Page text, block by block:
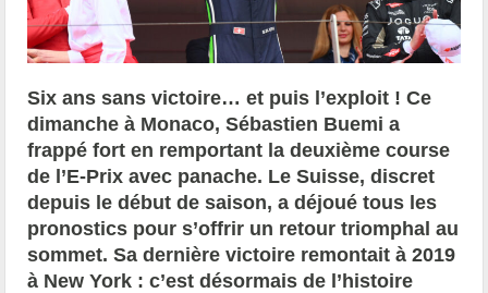
Six ans sans victoire… et puis l’exploit ! Ce
dimanche à Monaco, Sébastien Buemi a
frappé fort en remportant la deuxième course
de l’E-Prix avec panache. Le Suisse, discret
depuis le début de saison, a déjoué tous les
pronostics pour s’offrir un retour triomphal au
sommet. Sa dernière victoire remontait à 2019
à New York : c’est désormais de l’histoire